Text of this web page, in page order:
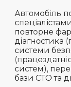
Автомобіль
повторне
діагностика
системи
систем),
бази СТО та